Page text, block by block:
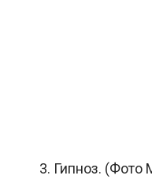
3. Гипноз. (Фото